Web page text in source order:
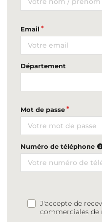
Email
Département
Mot de passe
Numéro de téléphone
J'accepte de
commerciales de